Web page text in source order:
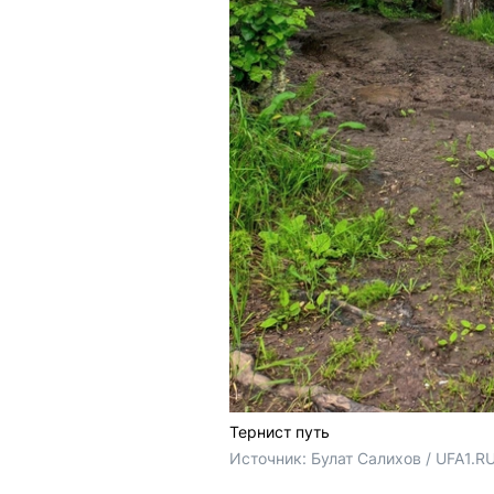
Тернист путь
Источник: Булат Салихов /